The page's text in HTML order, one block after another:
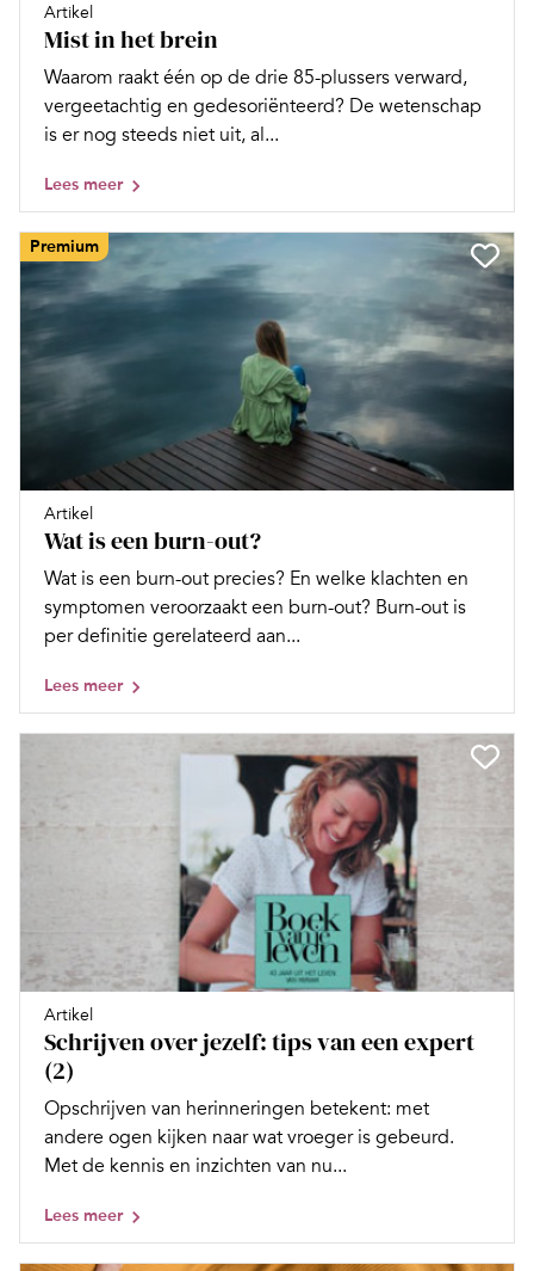
Artikel
Mist in het brein
Waarom raakt één op de drie 85-plussers verward,
vergeetachtig en gedesoriënteerd? De wetenschap
is er nog steeds niet uit, al...
Lees meer
Premium
Artikel
Wat is een burn-out?
Wat is een burn-out precies? En welke klachten en
symptomen veroorzaakt een burn-out? Burn-out is
per definitie gerelateerd aan...
Lees meer
Artikel
Schrijven over jezelf: tips van een expert
(2)
Opschrijven van herinneringen betekent: met
andere ogen kijken naar wat vroeger is gebeurd.
Met de kennis en inzichten van nu...
Lees meer